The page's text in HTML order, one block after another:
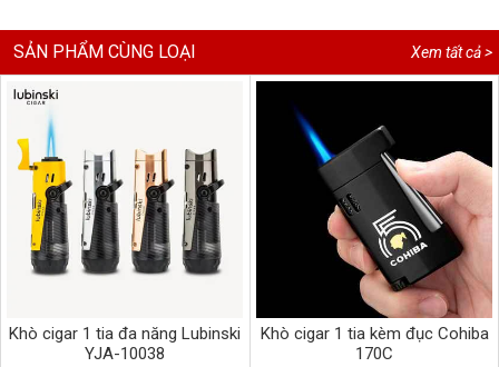
Xem tất cả >
SẢN PHẨM CÙNG LOẠI
Khò cigar 1 tia đa năng Lubinski
YJA-10038
Khò cigar 1 tia kèm đục Cohiba
170C